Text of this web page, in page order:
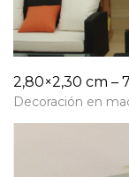
2,80×2,30 cm –
Decoración en